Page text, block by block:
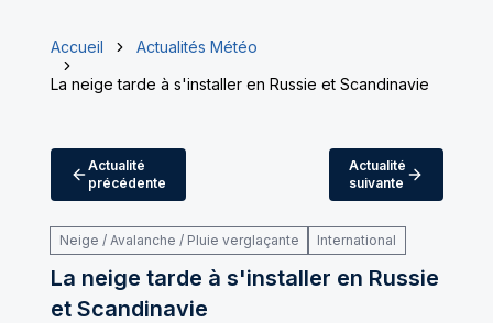
Accueil
Actualités Météo
La neige tarde à s'installer en Russie et Scandinavie
Actualité
précédente
Actualité
suivante
Neige / Avalanche / Pluie verglaçante International
La neige tarde à s'installer en Russie
et Scandinavie